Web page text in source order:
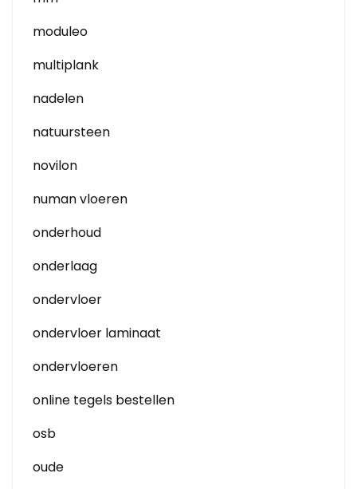
moduleo
multiplank
nadelen
natuursteen
novilon
numan vloeren
onderhoud
onderlaag
ondervloer
ondervloer laminaat
ondervloeren
online tegels bestellen
osb
oude